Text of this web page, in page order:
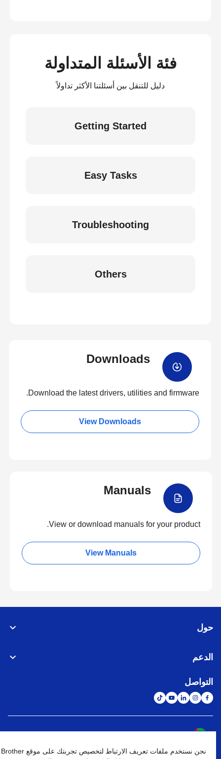
فئة الأسئلة المتداولة
دليل للتنقل بين أسئلتنا الأكثر تداولاً
Getting Started
Easy Tasks
Troubleshooting
Others
Downloads
Download the latest drivers, utilities and firmware.
View Downloads
Manuals
View or download manuals for your product.
View Manuals
حول
الدعم
التواصل
نهج الخصوصية شروط الإستخدام خريطة الموقع الإنتقال إلى الموقع العالمي
نحن نستخدم ملفات تعريف الارتباط لتخصيص تجربتك على موقع Brother